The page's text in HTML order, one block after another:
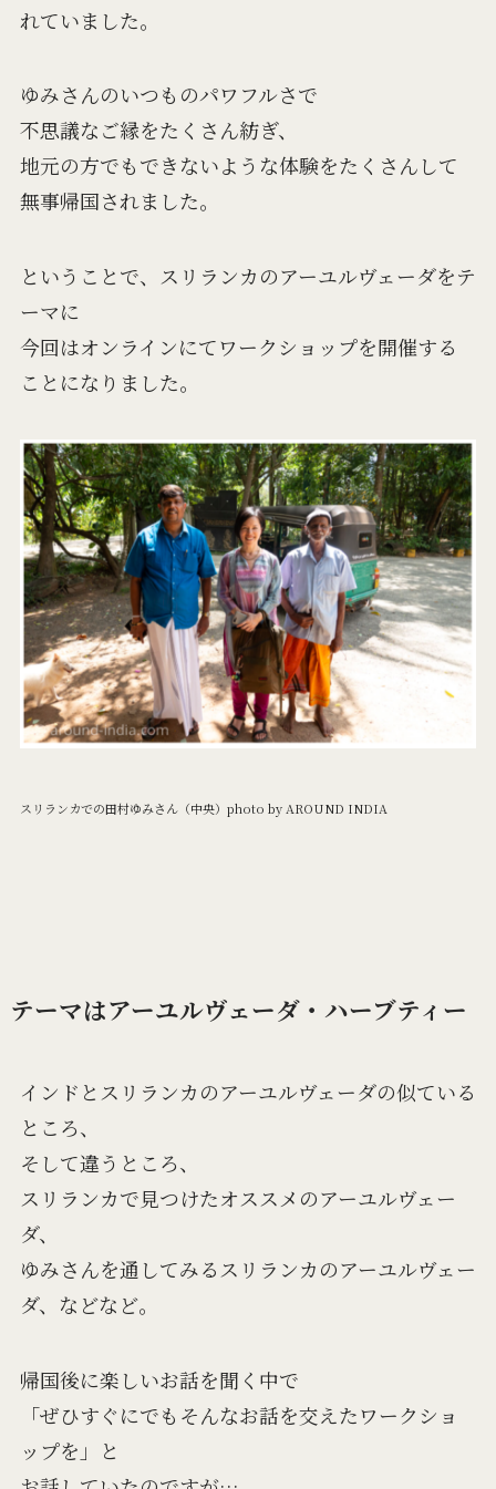
れていました。
ゆみさんのいつものパワフルさで
不思議なご縁をたくさん紡ぎ、
地元の方でもできないような体験をたくさんして
無事帰国されました。
ということで、スリランカのアーユルヴェーダをテ
ーマに
今回はオンラインにてワークショップを開催する
ことになりました。
スリランカでの田村ゆみさん（中央）photo by AROUND INDIA
テーマはアーユルヴェーダ・ハーブティー
インドとスリランカのアーユルヴェーダの似ている
ところ、
そして違うところ、
スリランカで見つけたオススメのアーユルヴェー
ダ、
ゆみさんを通してみるスリランカのアーユルヴェー
ダ、などなど。
帰国後に楽しいお話を聞く中で
「ぜひすぐにでもそんなお話を交えたワークショ
ップを」と